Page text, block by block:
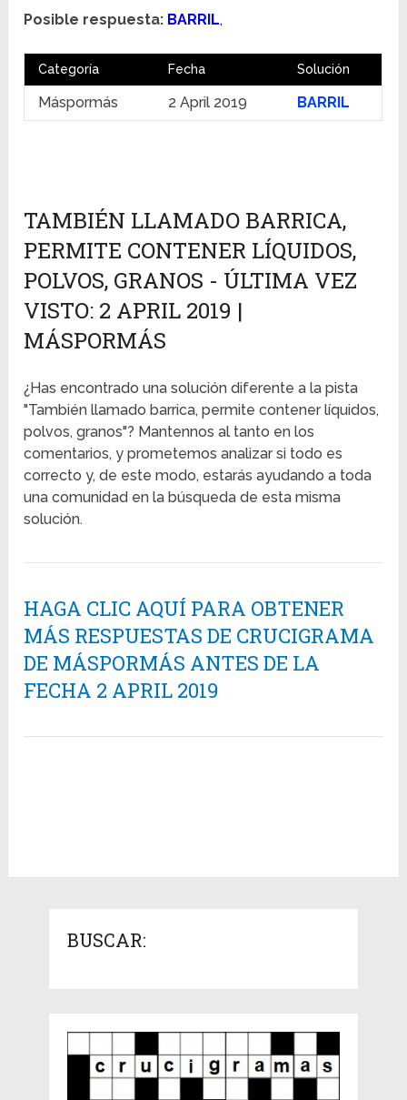
Posible respuesta: BARRIL,
Categoría Fecha Solución
Máspormás 2 April 2019 BARRIL
TAMBIÉN LLAMADO BARRICA,
PERMITE CONTENER LÍQUIDOS,
POLVOS, GRANOS - ÚLTIMA VEZ
VISTO: 2 APRIL 2019 |
MÁSPORMÁS
¿Has encontrado una solución diferente a la pista
"También llamado barrica, permite contener líquidos,
polvos, granos"? Mantennos al tanto en los
comentarios, y prometemos analizar si todo es
correcto y, de este modo, estarás ayudando a toda
una comunidad en la búsqueda de esta misma
solución.
HAGA CLIC AQUÍ PARA OBTENER
MÁS RESPUESTAS DE CRUCIGRAMA
DE MÁSPORMÁS ANTES DE LA
FECHA 2 APRIL 2019
BUSCAR: